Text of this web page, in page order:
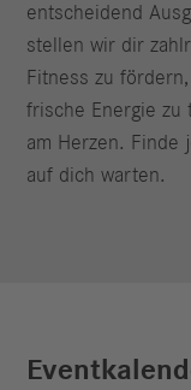
entscheidend
stellen wir dir
Fitness zu
frische Energie zu
am Herzen. Finde
auf dich warten.